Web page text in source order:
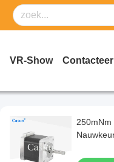
VR-Show
250mNm